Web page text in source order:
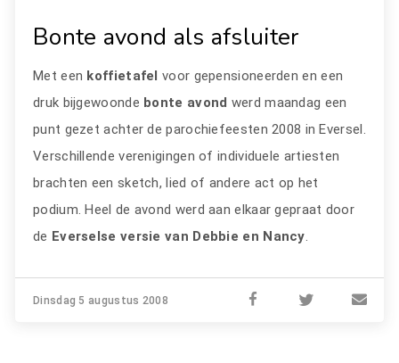
Bonte avond als afsluiter
Met een koffietafelvoor gepensioneerden en een
druk bijgewoonde bonte avond werd maandag een
punt gezet achter de parochiefeesten 2008 in Eversel.
Verschillende verenigingen of individuele artiesten
brachten een sketch, lied of andere act op het
podium. Heel de avond werd aan elkaar gepraat door
de Everselse versie van Debbie en Nancy.
Dinsdag 5 augustus 2008